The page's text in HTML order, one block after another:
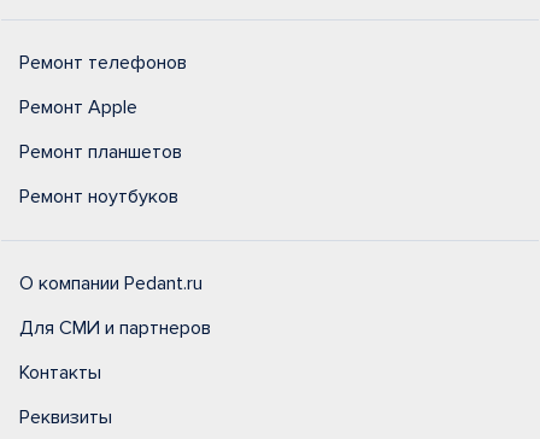
Ремонт телефонов
Ремонт Apple
Ремонт планшетов
Ремонт ноутбуков
О компании Pedant.ru
Для СМИ и партнеров
Контакты
Реквизиты